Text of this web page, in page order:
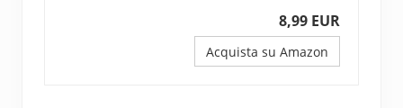
8,99 EUR
Acquista su Amazon